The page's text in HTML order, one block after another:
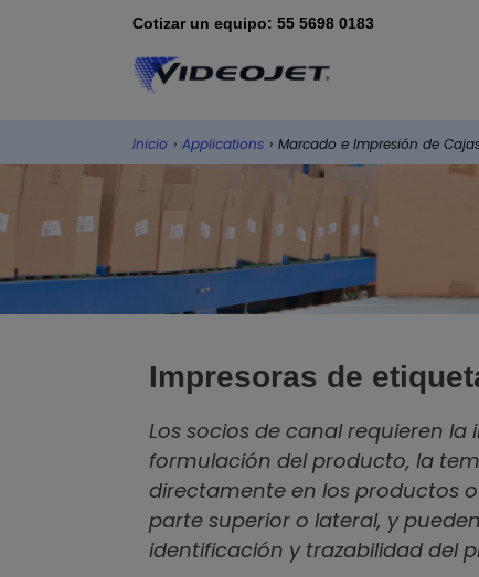
Cotizar un equipo: 55 5698 0183
Inicio › Applications › Marcado e Impresión de
Impresoras de
Los socios de canal requieren
formulación del producto, la
directamente en los productos
parte superior o lateral, y
identificación y trazabilidad del